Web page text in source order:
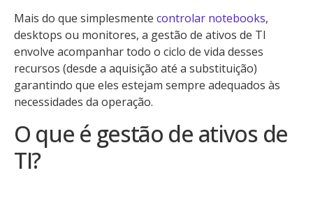
Mais do que simplesmente controlar notebooks,
desktops ou monitores, a gestão de ativos de TI
envolve acompanhar todo o ciclo de vida desses
recursos (desde a aquisição até a substituição)
garantindo que eles estejam sempre adequados às
necessidades da operação.
O que é gestão de ativos de
TI?